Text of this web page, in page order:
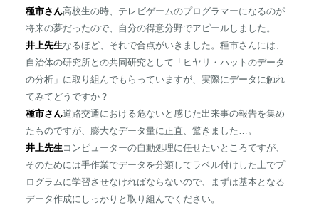
種市さん高校生の時、テレビゲームのプログラマーになるのが
将来の夢だったので、自分の得意分野でアピールしました。
井上先生なるほど、それで合点がいきました。種市さんには、
自治体の研究所との共同研究として「ヒヤリ・ハットのデータ
の分析」に取り組んでもらっていますが、実際にデータに触れ
てみてどうですか？
種市さん道路交通における危ないと感じた出来事の報告を集め
たものですが、膨大なデータ量に正直、驚きました…。
井上先生コンピューターの自動処理に任せたいところですが、
そのためには手作業でデータを分類してラベル付けした上でプ
ログラムに学習させなければならないので、まずは基本となる
データ作成にしっかりと取り組んでください。